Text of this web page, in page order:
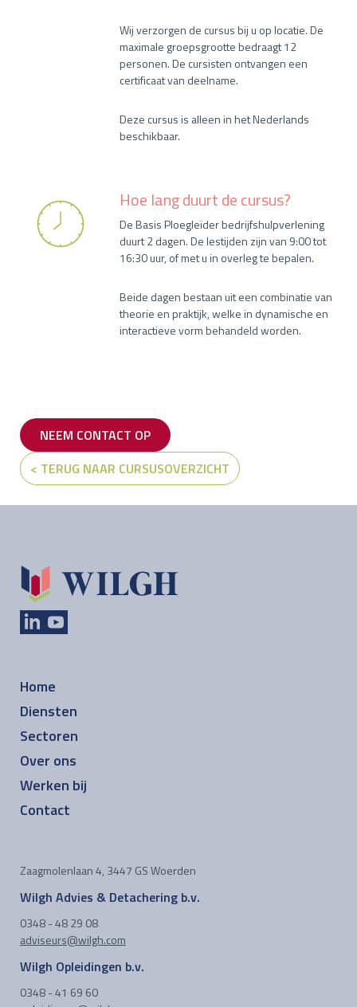
Wij verzorgen de cursus bij u op locatie. De
maximale groepsgrootte bedraagt 12
personen. De cursisten ontvangen een
certificaat van deelname.
Deze cursus is alleen in het Nederlands
beschikbaar.
Hoe lang duurt de cursus?
De Basis Ploegleider bedrijfshulpverlening
duurt 2 dagen. De lestijden zijn van 9:00 tot
16:30 uur, of met u in overleg te bepalen.
Beide dagen bestaan uit een combinatie van
theorie en praktijk, welke in dynamische en
interactieve vorm behandeld worden.
NEEM CONTACT OP
< TERUG NAAR CURSUSOVERZICHT
Home
Diensten
Sectoren
Over ons
Werken bij
Contact
Zaagmolenlaan 4, 3447 GS Woerden
Wilgh Advies & Detachering b.v.
0348 - 48 29 08
adviseurs@wilgh.com
Wilgh Opleidingen b.v.
0348 - 41 69 60